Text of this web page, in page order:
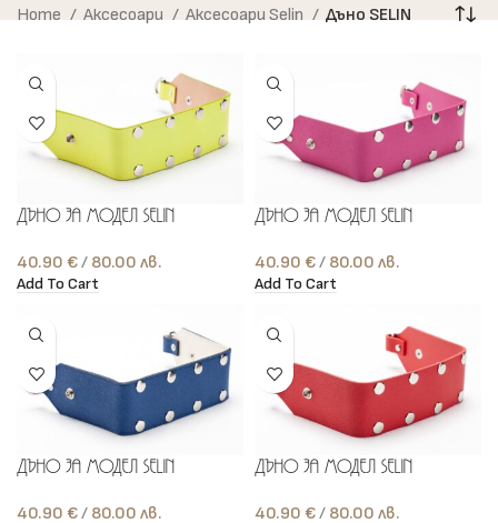
Home Аксесоари Аксесоари Selin Дъно SELIN
Дъно за модел Selin
40.90 € лв.
Add To Cart
Дъно за модел Selin
40.90 € лв.
Add To Cart
Дъно за модел Selin
40.90 € лв.
Дъно за модел Selin
40.90 € лв.